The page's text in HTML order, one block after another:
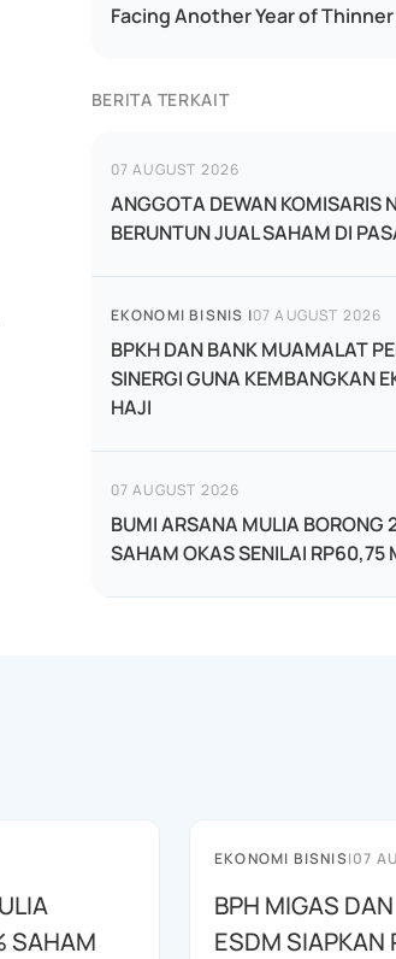
Facing Another Year of Thinner
BERITA TERKAIT
07 AUGUST 2026
ANGGOTA DEWAN KOMISARIS
BERUNTUN JUAL SAHAM DI
EKONOMI BISNIS |07 AUGUST 2026
BPKH DAN BANK MUAMALAT
SINERGI GUNA KEMBANGKAN
HAJI
07 AUGUST 2026
BUMI ARSANA MULIA BORONG
SAHAM OKAS SENILAI RP60,75
SAHAM
EKONOMI BISNIS|07
BPH MIGAS
ESDM SIAPKAN